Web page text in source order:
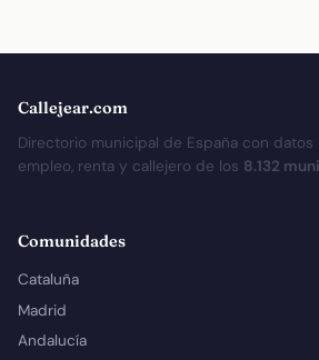
Callejear.com
Directorio municipal de España con datos
empleo, renta y callejero de los 8.132
Comunidades
Cataluña
Madrid
Andalucía